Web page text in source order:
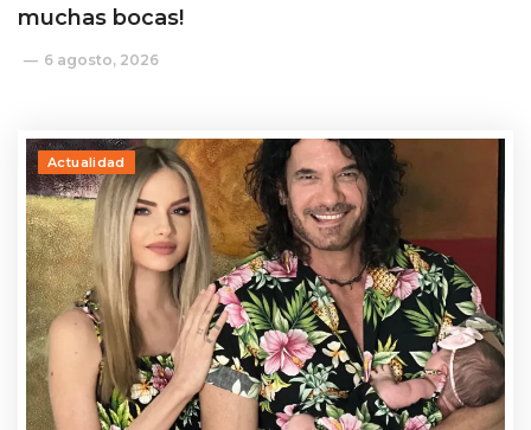
muchas bocas!
6 agosto, 2026
Actualidad